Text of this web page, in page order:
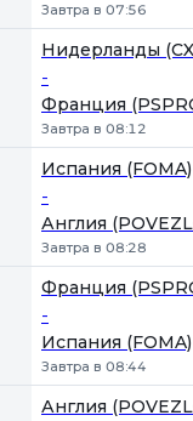
Завтра в 07:56
Нидерланды
-
Франция
Завтра в 08:12
Испания (FOMA)
-
Англия
Завтра в 08:28
Франция
-
Испания (FOMA)
Завтра в 08:44
Англия